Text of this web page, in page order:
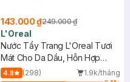
143.000 ₫249.000 ₫
L'Oreal
Nước Tẩy Trang L'Oreal Tươi
Mát Cho Da Dầu, Hỗn Hợp
400ml
4.8 (298)
1.9k/tháng